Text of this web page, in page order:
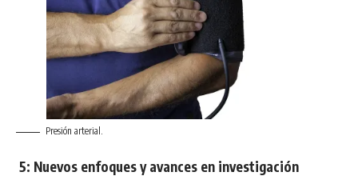
Presión arterial.
5: Nuevos enfoques y avances en investigación